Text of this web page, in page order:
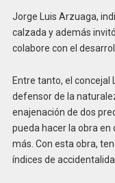
Jorge Luis Arzuaga,
calzada y además
colabore con el
Entre tanto, el concejal
defensor de la
enajenación de dos
pueda hacer la obra
más. Con esta obra,
índices de